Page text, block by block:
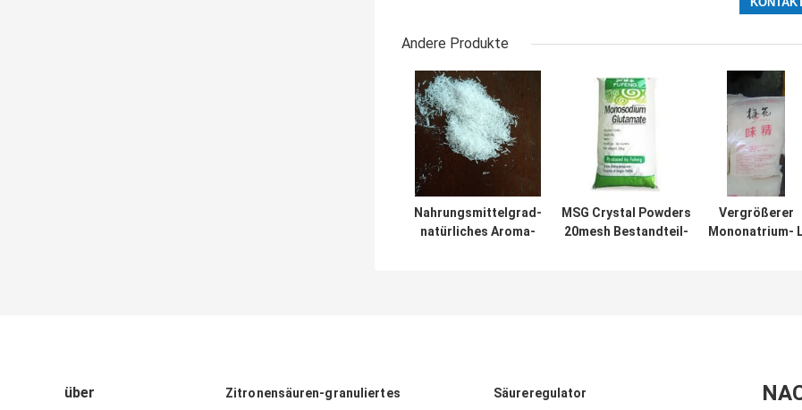
Andere Produkte
Nahrungsmittelgrad-
natürliches Aroma-
MSG Crystal Powders
20mesh Bestandteil-
Vergrößerer
Mononatrium-
über Zitronensäuren-granuliertes Säureregulator